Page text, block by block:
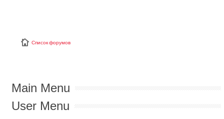
Список форумов
Main Menu
User Menu